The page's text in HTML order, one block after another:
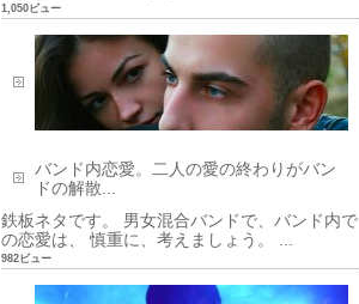
1,050ビュー
バンド内恋愛。二人の愛の終わりがバン
ドの解散...
鉄板ネタです。 男女混合バンドで、バンド内で
の恋愛は、 慎重に、考えましょう。 ...
982ビュー